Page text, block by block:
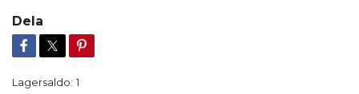
Dela
Lagersaldo: 1